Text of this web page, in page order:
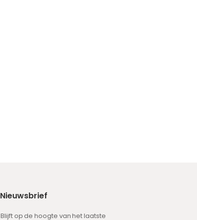
Nieuwsbrief
Blijft op de hoogte van het laatste